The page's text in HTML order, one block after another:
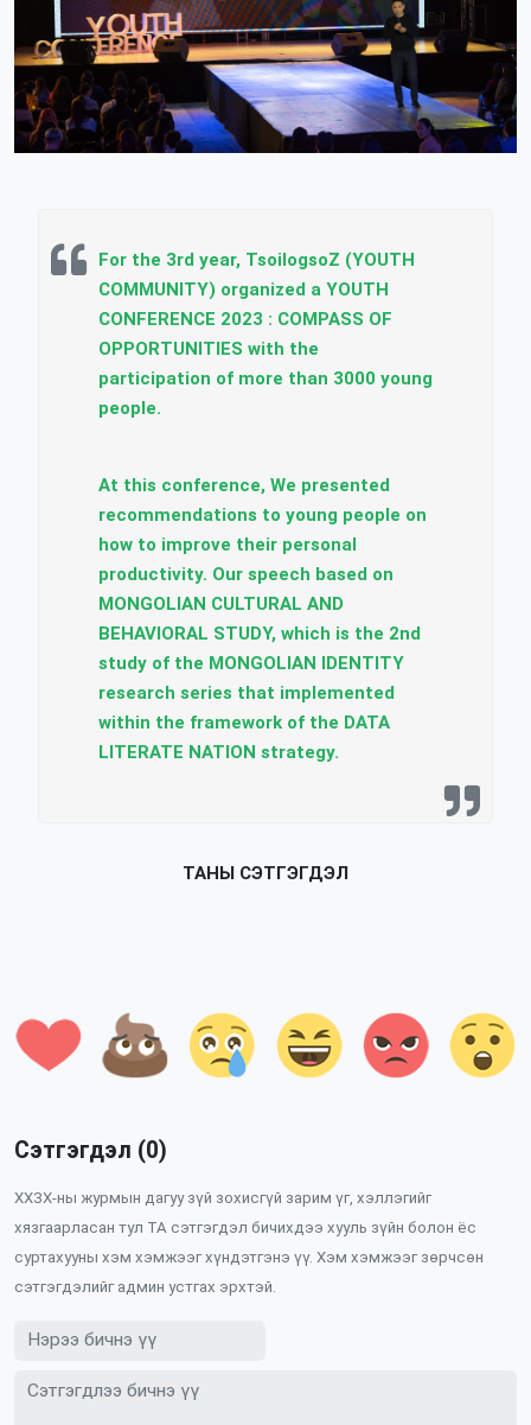
For the 3rd year, TsoilogsoZ (YOUTH
COMMUNITY) organized a YOUTH
CONFERENCE 2023 : COMPASS OF
OPPORTUNITIES with the
participation of more than 3000 young
people.
At this conference, We presented
recommendations to young people on
how to improve their personal
productivity. Our speech based on
MONGOLIAN CULTURAL AND
BEHAVIORAL STUDY, which is the 2nd
study of the MONGOLIAN IDENTITY
research series that implemented
within the framework of the DATA
LITERATE NATION strategy.
ТАНЫ СЭТГЭГДЭЛ
Сэтгэгдэл (0)
ХХЗХ-ны журмын дагуу зүй зохисгүй зарим үг, хэллэгийг
хязгаарласан тул ТА сэтгэгдэл бичихдээ хууль зүйн болон ёс
суртахууны хэм хэмжээг хүндэтгэнэ үү. Хэм хэмжээг зөрчсөн
сэтгэгдэлийг админ устгах эрхтэй.